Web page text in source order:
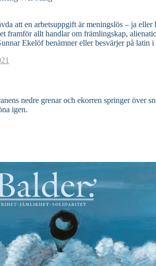
att en arbetsuppgift är meningslös – ja
framför allt handlar om främlingskap,
Ekelöf benämner eller besvärjer på latin
nedre grenar och ekorren springer över
igen.